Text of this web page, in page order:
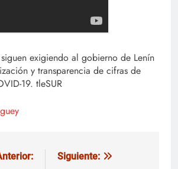
exigiendo al gobierno de Lenín
y transparencia de cifras de
19. tleSUR
Siguiente: